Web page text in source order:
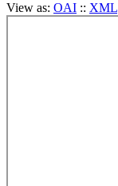
View as: OAI :: XML